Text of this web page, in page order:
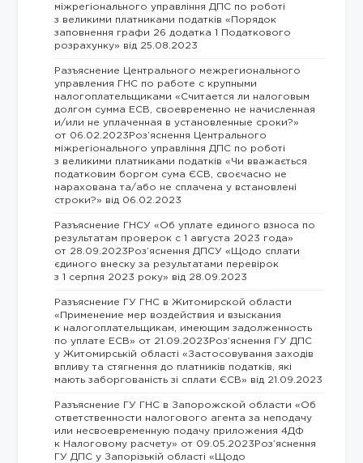
міжрегіонального управління ДПС по роботі
з великими платниками податків «Порядок
заповнення графи 26 додатка 1 Податкового
розрахунку» від 25.08.2023
Разъяснение Центрального межрегионального
управления ГНС по работе с крупными
налогоплательщиками «Считается ли налоговым
долгом сумма ЕСВ, своевременно не начисленная
и/или не уплаченная в установленные сроки?»
от 06.02.2023Роз’яснення Центрального
міжрегіонального управління ДПС по роботі
з великими платниками податків «Чи вважається
податковим боргом сума ЄСВ, своєчасно не
нарахована та/або не сплачена у встановлені
строки?» від 06.02.2023
Разъяснение ГНСУ «Об уплате единого взноса по
результатам проверок с 1 августа 2023 года»
от 28.09.2023Роз’яснення ДПСУ «Щодо сплати
єдиного внеску за результатами перевірок
з 1 серпня 2023 року» від 28.09.2023
Разъяснение ГУ ГНС в Житомирской области
«Применение мер воздействия и взыскания
к налогоплательщикам, имеющим задолженность
по уплате ЕСВ» от 21.09.2023Роз’яснення ГУ ДПС
у Житомирській області «Застосовування заходів
впливу та стягнення до платників податків, які
мають заборгованість зі сплати ЄСВ» від 21.09.2023
Разъяснение ГУ ГНС в Запорожской области «Об
ответственности налогового агента за неподачу
или несвоевременную подачу приложения 4ДФ
к Налоговому расчету» от 09.05.2023Роз’яснення
ГУ ДПС у Запорізькій області «Щодо